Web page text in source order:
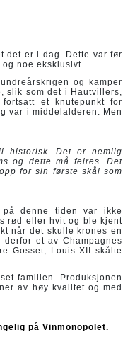
det er i dag. Dette var før
noe eksklusivt.
og kamper
slik som det i Hautvillers,
et knutepunkt for
var i middelalderen. Men
historisk. Det er nemlig
og dette må feires. Det
for sin første skål som
denne tiden var ikke
rød eller hvit og ble kjent
når det skulle krones en
et av Champagnes
Gosset, Louis XII skålte
familien. Produksjonen
av høy kvalitet og med
på Vinmonopolet.